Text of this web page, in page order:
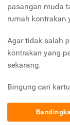
pasangan muda
rumah kontrakan
Agar tidak salah
kontrakan yang
sekarang.
Bingung cari